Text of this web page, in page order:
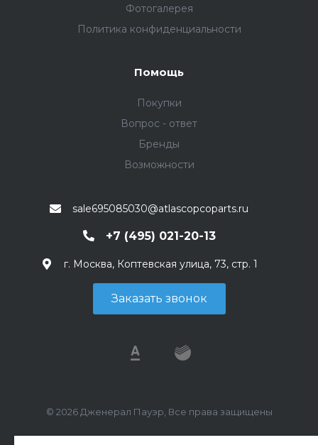
Фотогалерея
Политика конфиденциальности
Помощь
Покупки
Вопрос - ответ
Бренды
Возможности
sale695085030@atlascopcoparts.ru
+7 (495) 021-20-13
г. Москва, Коптевская улица, 73, стр. 1
Заказать звонок
© 2026 Дженерал Пауэр, Все права защищены